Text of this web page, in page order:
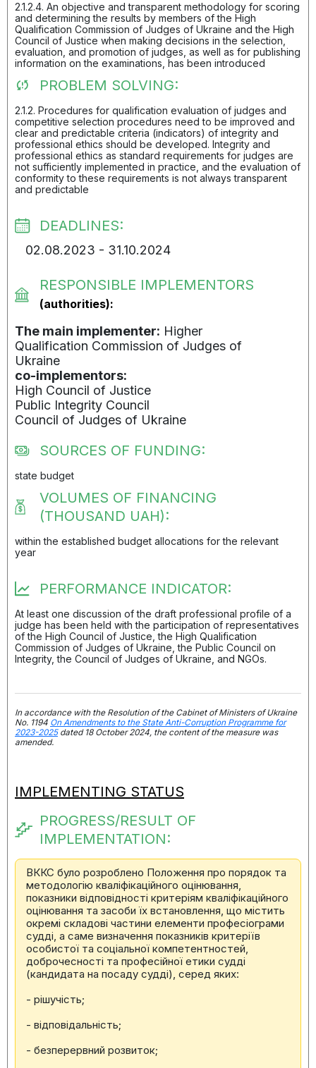
2.1.2.4. An objective and transparent methodology for scoring
and determining the results by members of the High
Qualification Commission of Judges of Ukraine and the High
Council of Justice when making decisions in the selection,
evaluation, and promotion of judges, as well as for publishing
information on the examinations, has been introduced
PROBLEM SOLVING:
2.1.2. Procedures for qualification evaluation of judges and
competitive selection procedures need to be improved and
clear and predictable criteria (indicators) of integrity and
professional ethics should be developed. Integrity and
professional ethics as standard requirements for judges are
not sufficiently implemented in practice, and the evaluation of
conformity to these requirements is not always transparent
and predictable
DEADLINES:
02.08.2023 - 31.10.2024
RESPONSIBLE IMPLEMENTORS
(authorities):
The main implementer: Higher
Qualification Commission of Judges of
Ukraine
co-implementors:
High Council of Justice
Public Integrity Council
Council of Judges of Ukraine
SOURCES OF FUNDING:
state budget
VOLUMES OF FINANCING
(THOUSAND UAH):
within the established budget allocations for the relevant
year
PERFORMANCE INDICATOR:
At least one discussion of the draft professional profile of a
judge has been held with the participation of representatives
of the High Council of Justice, the High Qualification
Commission of Judges of Ukraine, the Public Council on
Integrity, the Council of Judges of Ukraine, and NGOs.
In accordance with the Resolution of the Cabinet of Ministers of Ukraine
No. 1194 On Amendments to the State Anti-Corruption Programme for
2023-2025dated 18 October 2024, the content of the measure was
amended.
IMPLEMENTING STATUS
PROGRESS/RESULT OF
IMPLEMENTATION:
ВККС було розроблено Положення про порядок та
методологію кваліфікаційного оцінювання,
показники відповідності критеріям кваліфікаційного
оцінювання та засоби їх встановлення, що містить
окремі складові частини елементи професіограми
судді, а саме визначення показників критеріїв
особистої та соціальної компетентностей,
доброчесності та професійної етики судді
(кандидата на посаду судді), серед яких:
- рішучість;
- відповідальність;
- безперервний розвиток;